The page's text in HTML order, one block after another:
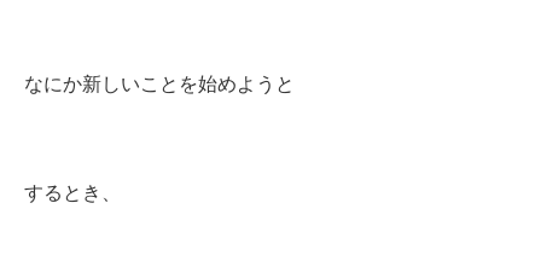
なにか新しいことを始めようと
するとき、